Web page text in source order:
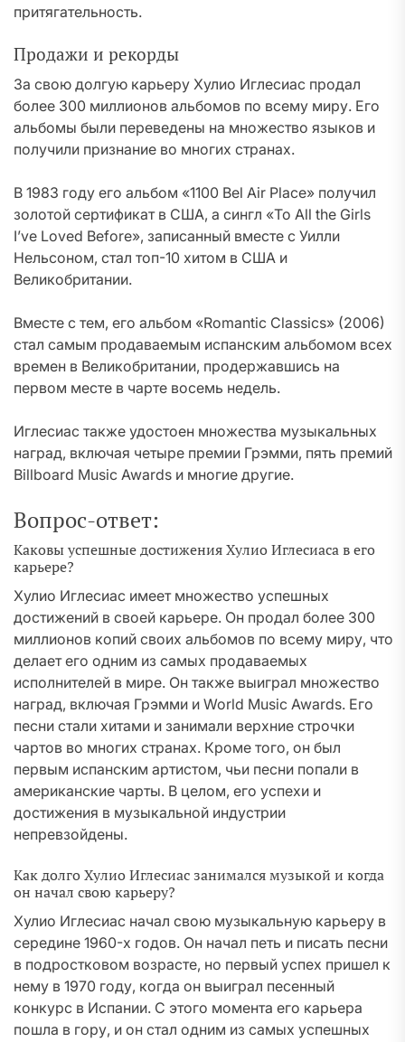
притягательность.
Продажи и рекорды
За свою долгую карьеру Хулио Иглесиас продал
более 300 миллионов альбомов по всему миру. Его
альбомы были переведены на множество языков и
получили признание во многих странах.
В 1983 году его альбом «1100 Bel Air Place» получил
золотой сертификат в США, а сингл «To All the Girls
I’ve Loved Before», записанный вместе с Уилли
Нельсоном, стал топ-10 хитом в США и
Великобритании.
Вместе с тем, его альбом «Romantic Classics» (2006)
стал самым продаваемым испанским альбомом всех
времен в Великобритании, продержавшись на
первом месте в чарте восемь недель.
Иглесиас также удостоен множества музыкальных
наград, включая четыре премии Грэмми, пять премий
Billboard Music Awards и многие другие.
Вопрос-ответ:
Каковы успешные достижения Хулио Иглесиаса в его
карьере?
Хулио Иглесиас имеет множество успешных
достижений в своей карьере. Он продал более 300
миллионов копий своих альбомов по всему миру, что
делает его одним из самых продаваемых
исполнителей в мире. Он также выиграл множество
наград, включая Грэмми и World Music Awards. Его
песни стали хитами и занимали верхние строчки
чартов во многих странах. Кроме того, он был
первым испанским артистом, чьи песни попали в
американские чарты. В целом, его успехи и
достижения в музыкальной индустрии
непревзойдены.
Как долго Хулио Иглесиас занимался музыкой и когда
он начал свою карьеру?
Хулио Иглесиас начал свою музыкальную карьеру в
середине 1960-х годов. Он начал петь и писать песни
в подростковом возрасте, но первый успех пришел к
нему в 1970 году, когда он выиграл песенный
конкурс в Испании. С этого момента его карьера
пошла в гору, и он стал одним из самых успешных